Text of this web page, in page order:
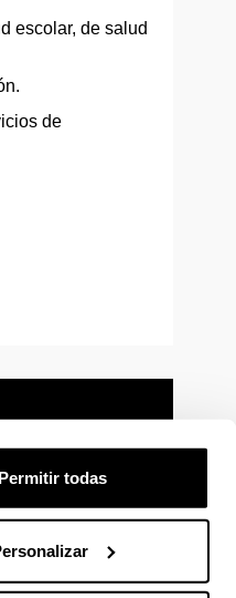
Permitir todas
escolar, de salud
de
Contacto
Youtube
La EHU en VimeoLa EHU en Flickr